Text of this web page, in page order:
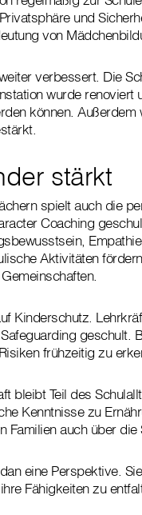
und
von
verbessert. Die
wurde
können.
stärkt
spielt auch die
Coaching
Aktivitäten
Kinderschutz.
geschult.
frühzeitig zu
bleibt Teil des
Kenntnisse zu
Familien auch über
eine Perspektive.
Fähigkeiten zu